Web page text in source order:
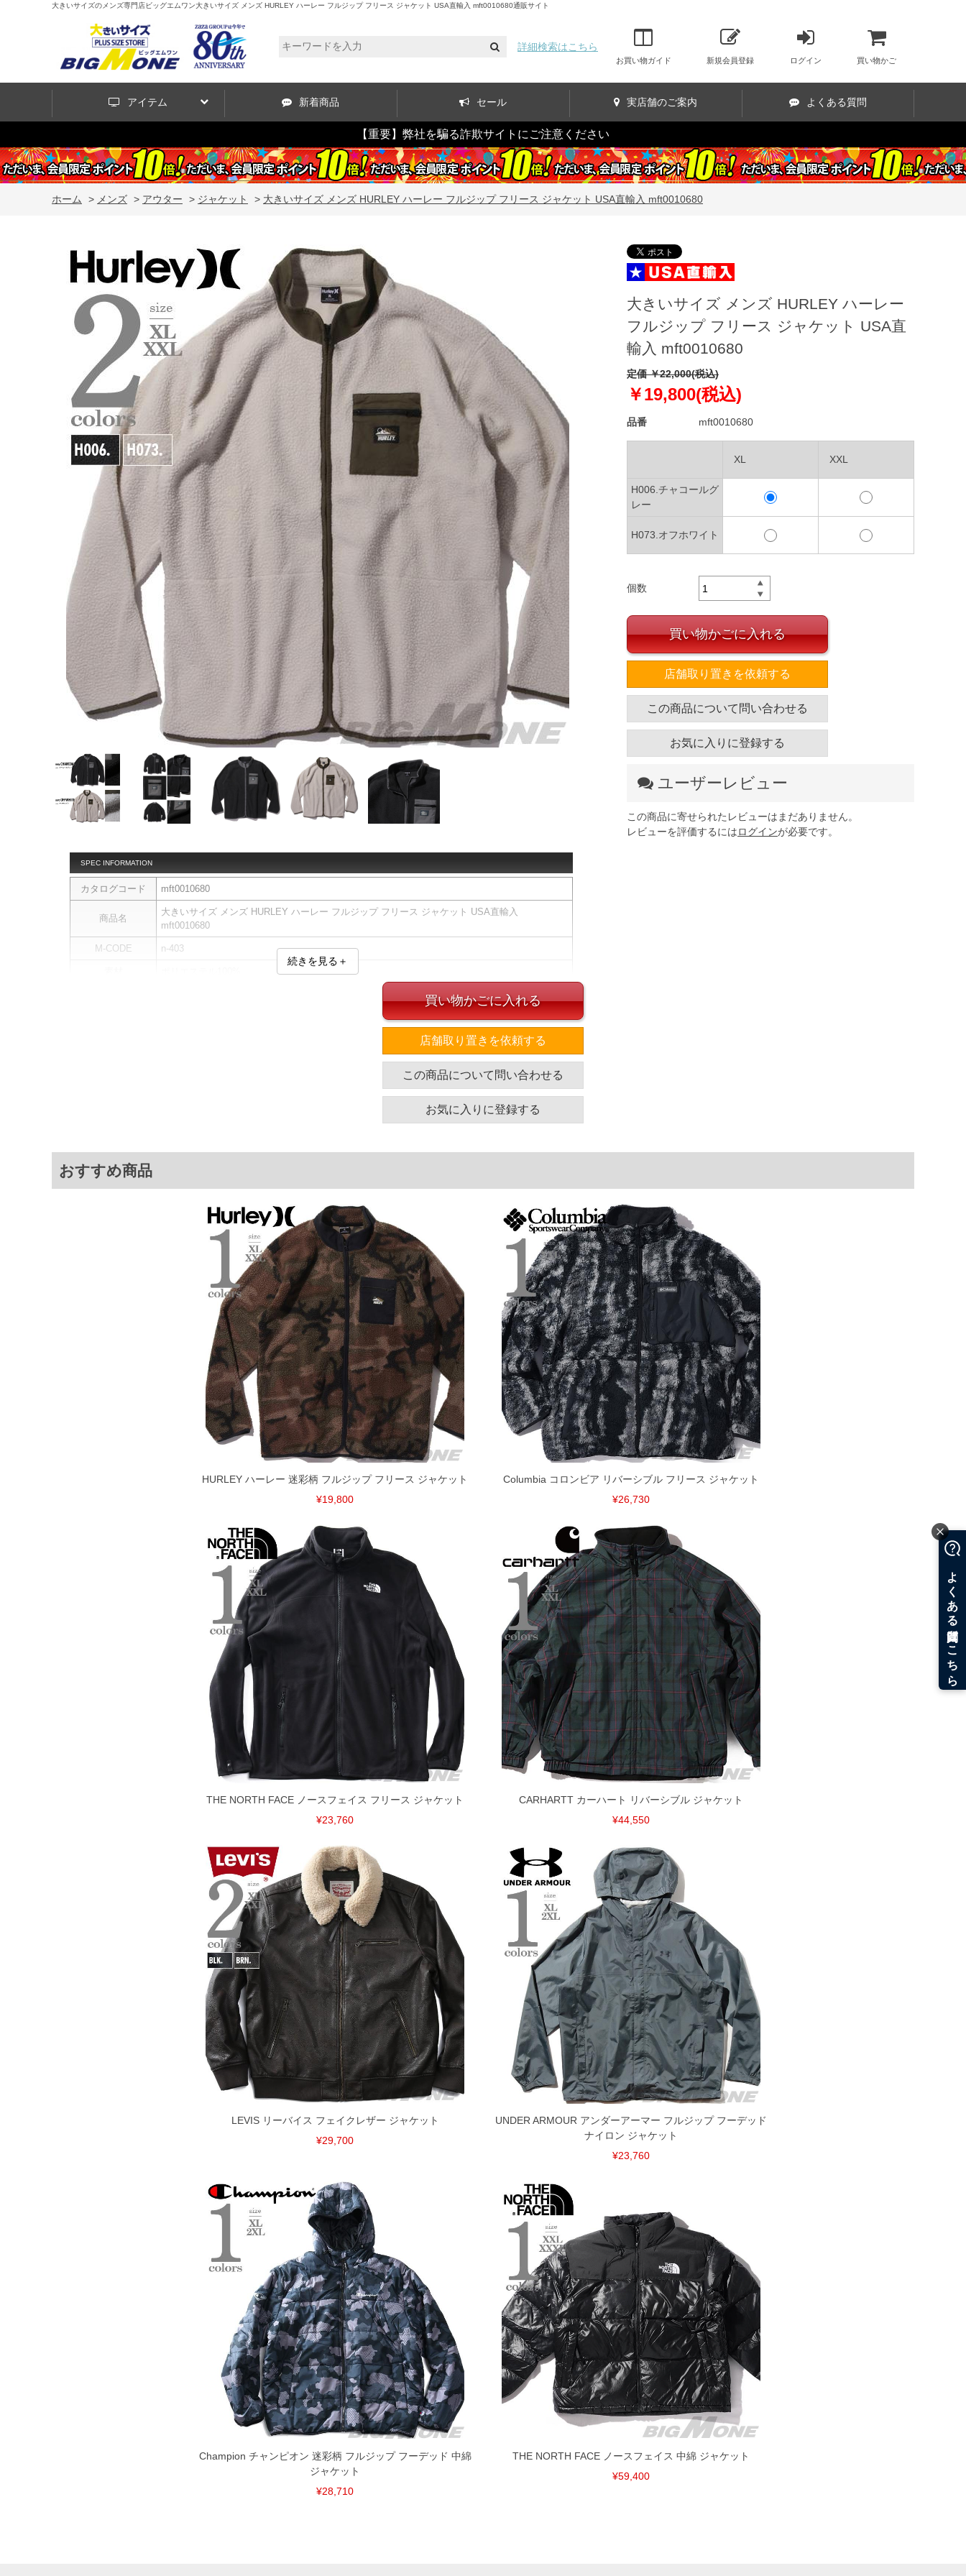
大きいサイズのメンズ専門店ビッグエムワン大きいサイズ メンズ HURLEY ハーレー フルジップ フリース ジャケット USA直輸入 mft0010680通販サイト
詳細検索はこちら
お買い物ガイド 新規会員登録 ログイン 買い物かご
アイテム 新着商品 セール 実店舗のご案内 よくある質問
【重要】弊社を騙る詐欺サイトにご注意ください
ホーム > メンズ > アウター > ジャケット > 大きいサイズ メンズ HURLEY ハーレー フルジップ フリース ジャケット USA直輸入 mft0010680
SPEC INFORMATION
カタログコード mft0010680
商品名
大きいサイズ メンズ HURLEY ハーレー フルジップ フリース ジャケット USA直輸入
mft0010680
M-CODE n-403
裾幅 着丈
61 76
63.5
77.5
※商品によって若干のサイズの誤差がございます。また、お客様がご使用の環境（コンピュータ画
面）によって、商品の色味が若干異なる場合がございます。予めご了承ください。
※上記サイズが実際の商品に付いているタグのサイズ表記と異なる場合があります。お取り扱い前に
商品付属タグの記載もご確認下さい。
※当店での掲載商品は、実店鋪と在庫を共用しておりますので店頭での売り違い、店舗からのお取り
寄せ等により、お客様にご迷惑をお掛けしてしまう場合がございます。そのようなことがない様最大
限に努めておりますが、もしあった場合速やかにご連絡させて頂きますので予めご了承ください。
※【ボトムの裾上げをご希望の場合】
裾上げ料金は500円+税となります。
備考欄に股下●cmとご記入下さい。（裾上げ無料対象商品は1本につき税込6,000円以上の品が対象。
1本5,999円以下の商品は有料（500円+税）となります。）
出荷まで約1週間～20日間程お時間を頂く場合がございます。
尚、裾上げした商品は返品・交換不可となりますので、予めご了承下さい。
一部、お直しに対応出来ない商品がございます。(例：裾にファスナーや調節ひもが付いている、極
端なデザインが施されている等)
※【返品交換について】
返品交換希望の方は、商品到着後1週間以内にご連絡ください。
下着(肌着)やワイシャツは商品の性質上、返品交換不可とさせて頂いております。予めご了承くださ
続きを見る＋
大きいサイズ メンズ HURLEY ハーレー
フルジップ フリース ジャケット USA直
輸入 mft0010680
定価 ￥22,000(税込)
￥19,800(税込)
品番 mft0010680
XL XXL
H006.チャコールグ
レー
H073.オフホワイト
個数
買い物かごに入れる
店舗取り置きを依頼する
この商品について問い合わせる
お気に入りに登録する
ユーザーレビュー
この商品に寄せられたレビューはまだありません。
レビューを評価するにはログインが必要です。
買い物かごに入れる
店舗取り置きを依頼する
この商品について問い合わせる
お気に入りに登録する
おすすめ商品
HURLEY ハーレー 迷彩柄 フルジップ フリース ジャケット
¥19,800
Columbia コロンビア リバーシブル フリース ジャケット
¥26,730
THE NORTH FACE ノースフェイス フリース ジャケット
¥23,760
CARHARTT カーハート リバーシブル ジャケット
¥44,550
LEVIS リーバイス フェイクレザー ジャケット
¥29,700
UNDER ARMOUR アンダーアーマー フルジップ フーデッド
ナイロン ジャケット
¥23,760
Champion チャンピオン 迷彩柄 フルジップ フーデッド 中綿
ジャケット
¥28,710
THE NORTH FACE ノースフェイス 中綿 ジャケット
¥59,400